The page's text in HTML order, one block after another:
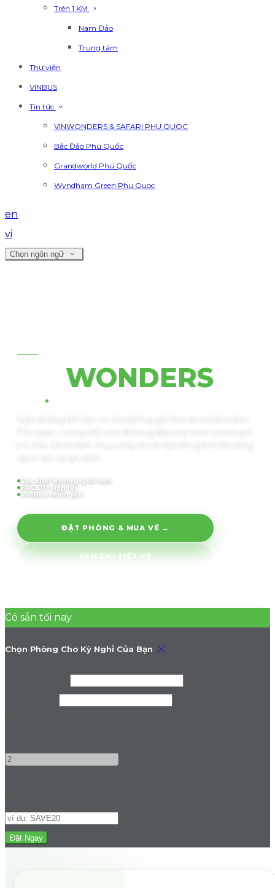
Trên 1 KM
Nam Đảo
Trung tâm
Thư viện
VINBUS
Tin tức
VINWONDERS & SAFARI PHU QUOC
Bắc Đảo Phú Quốc
Grandworld Phú Quốc
Wyndham Green Phu Quoc
en
vi
Chọn ngôn ngữ
WONDERS
Vui chơi không giới hạn
FACEID tiện lợi
VinBus miễn phí
ĐẶT PHÒNG & MUA VÉ →
XEM CHI TIẾT VÉ
Có sẵn tối nay
Chọn Phòng Cho Kỳ Nghỉ Của Bạn